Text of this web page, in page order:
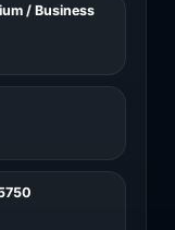
/ Business